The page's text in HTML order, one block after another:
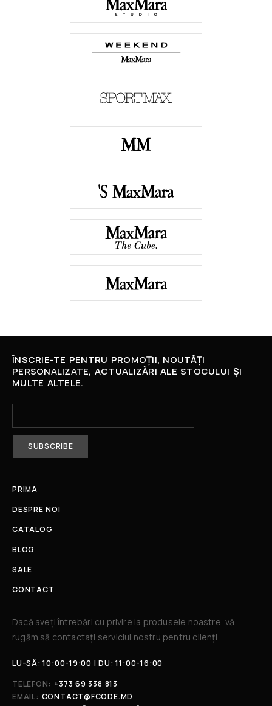
ÎNSCRIE-TE PENTRU PROMOȚII, NOUTĂȚI
PERSONALIZATE, ACTUALIZĂRI ALE STOCULUI ȘI
MULTE ALTELE.
PRIMA
DESPRE NOI
CATALOG
BLOG
SALE
CONTACT
Dacă aveți întrebări cu privire la produsele noastre, vă
rugăm să contactați serviciul nostru pentru clienți.​
LU-SÂ: 10:00-19:00 | DU: 11:00-16:00
TELEFON: +373 69 338 813
EMAIL: CONTACT@FCODE.MD